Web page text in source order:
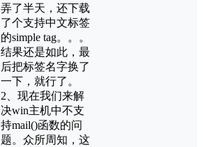
弄了半天，还下载
了个支持中文标签
的simple tag。。。
结果还是如此，最
后把标签名字换了
一下，就行了。
2、现在我们来解
决win主机中不支
持mail()函数的问
题。众所周知，这